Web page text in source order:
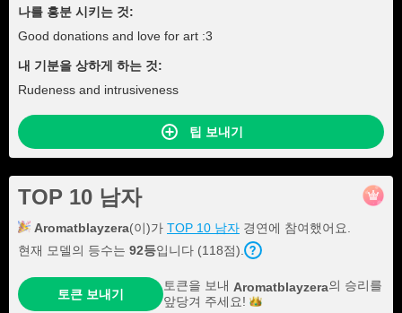
나를 흥분 시키는 것:
Good donations and love for art :3
내 기분을 상하게 하는 것:
Rudeness and intrusiveness
팁 보내기
TOP 10 남자
Aromatblayzera(이)가 TOP 10 남자 경연에 참여했어요.
현재 모델의 등수는 92등입니다 (118점).
토큰 보내기
토큰을 보내 Aromatblayzera의 승리를
앞당겨 주세요!